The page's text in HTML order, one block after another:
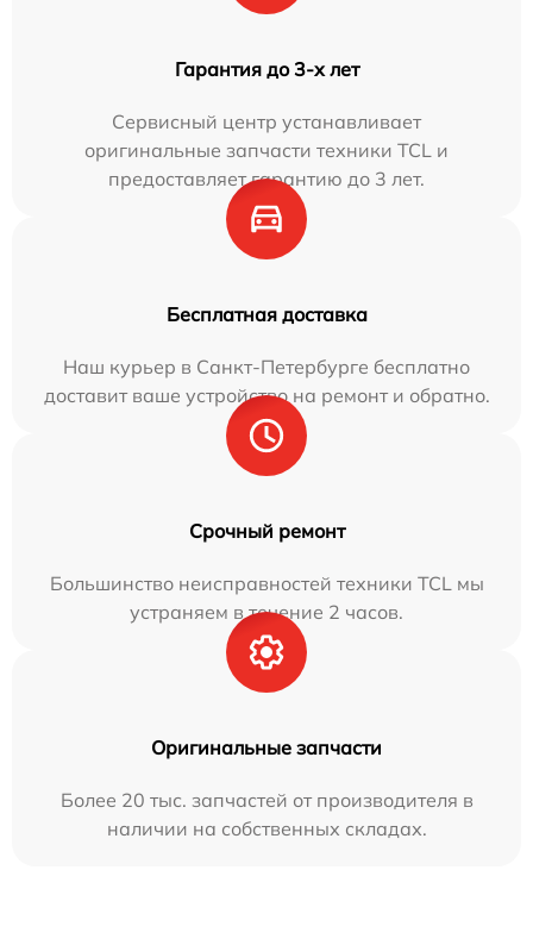
Гарантия до 3-х лет
Сервисный центр устанавливает
оригинальные запчасти техники TCL и
предоставляет гарантию до 3 лет.
Бесплатная доставка
Наш курьер в Санкт-Петербурге бесплатно
доставит ваше устройство на ремонт и обратно.
Срочный ремонт
Большинство неисправностей техники TCL мы
устраняем в течение 2 часов.
Оригинальные запчасти
Более 20 тыс. запчастей от производителя в
наличии на собственных складах.